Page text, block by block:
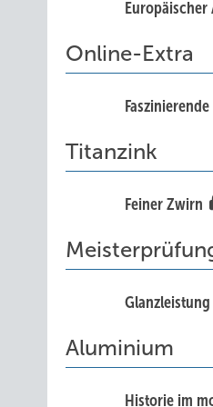
Online-Extra
Titanzink
Feiner Zwirn
Glanzleistung
Aluminium
Historie im